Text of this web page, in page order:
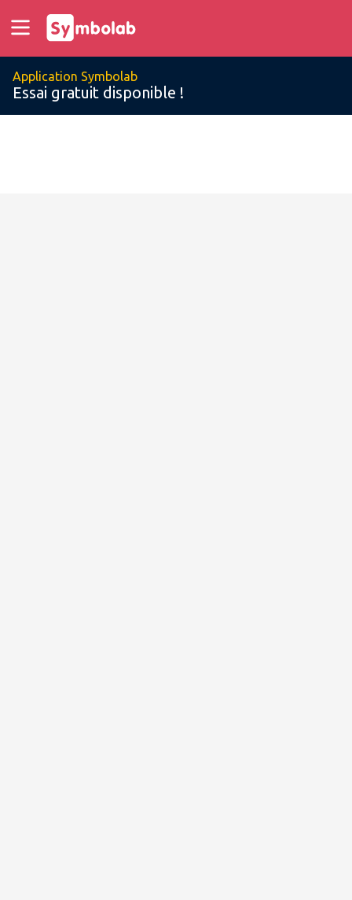
Application Symbolab
Essai gratuit disponible !